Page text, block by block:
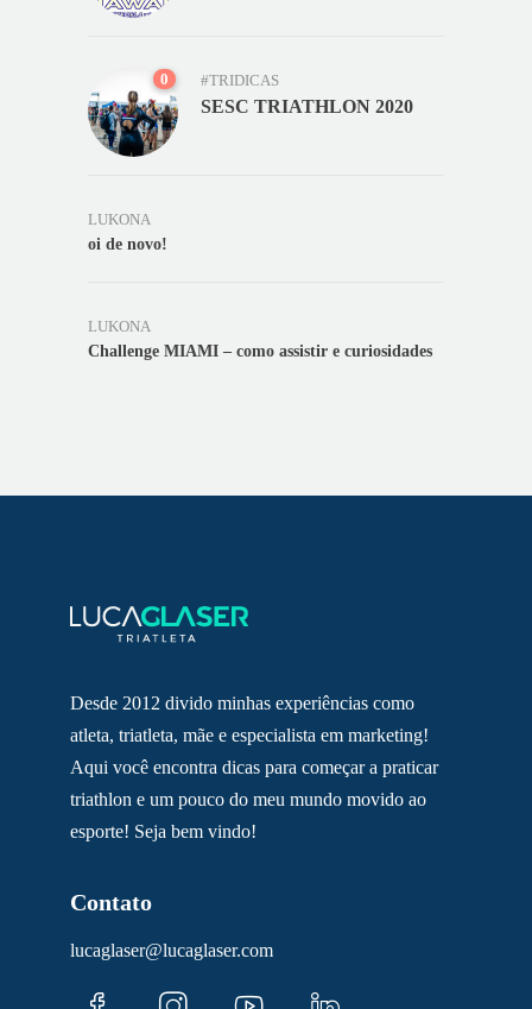
0 #TRIDICAS
SESC TRIATHLON 2020
LUKONA
oi de novo!
LUKONA
Challenge MIAMI – como assistir e curiosidades
Desde 2012 divido minhas experiências como
atleta, triatleta, mãe e especialista em marketing!
Aqui você encontra dicas para começar a praticar
triathlon e um pouco do meu mundo movido ao
esporte! Seja bem vindo!
Contato
lucaglaser@lucaglaser.com